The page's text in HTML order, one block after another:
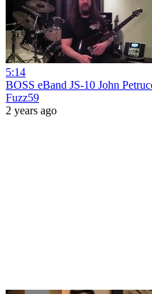
5:14
BOSS eBand JS-10 John
Fuzz59
2 years ago